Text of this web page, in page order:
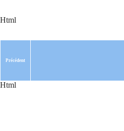
Html
Html
Précédent